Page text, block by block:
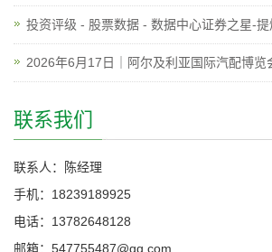
投资评级 - 股票数据 - 数据中心证券之星-
2026年6月17日｜阿尔及利亚国际汽配博览
联系我们
联系人：陈经理
手机：18239189925
电话：13782648128
邮箱：547755487@qq.com